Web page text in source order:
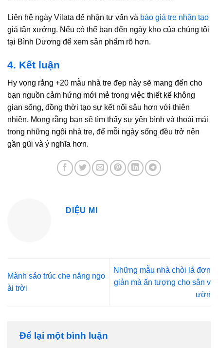
Liên hệ ngày Vilata để nhận tư vấn và báo giá tre nhân tạo
giá tận xưởng. Nếu có thể bạn đến ngày kho của chúng tôi
tại Bình Dương để xem sản phẩm rõ hơn.
4. Kết luận
Hy vọng rằng +20 mẫu nhà tre đẹp này sẽ mang đến cho
bạn nguồn cảm hứng mới mẻ trong việc thiết kế không
gian sống, đồng thời tạo sự kết nối sâu hơn với thiên
nhiên. Mong rằng bạn sẽ tìm thấy sự yên bình và thoải mái
trong những ngôi nhà tre, để mỗi ngày sống đều trở nên
gần gũi và ý nghĩa hơn.
DIỆU MI
Mành sáo trúc che nắng ngo
ài trời
Những mẫu nhà chòi lá đơn
giản mà ấn tượng cho sân v
ườn
Để lại một bình luận